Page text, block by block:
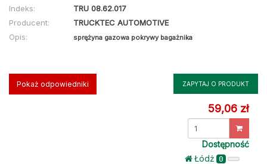
Indeks:
TRU 08.62.017
Producent:
TRUCKTEC AUTOMOTIVE
Opis:
sprężyna gazowa pokrywy bagażnika
Pokaż odpowiedniki ZAPYTAJ O PRODUKT
59,06 zł
Dostępność
Łódż 0